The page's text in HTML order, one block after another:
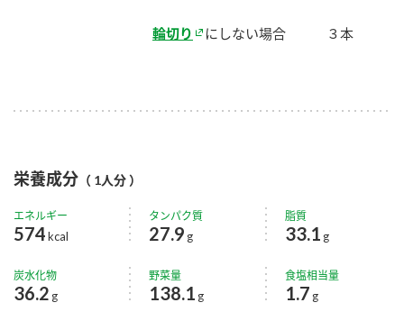
輪切り にしない場合 ３本
栄養成分 （ 1人分 ）
エネルギー
574kcal
タンパク質
27.9 g
脂質
33.1 g
炭水化物
36.2 g
野菜量
138.1 g
食塩相当量
1.7 g